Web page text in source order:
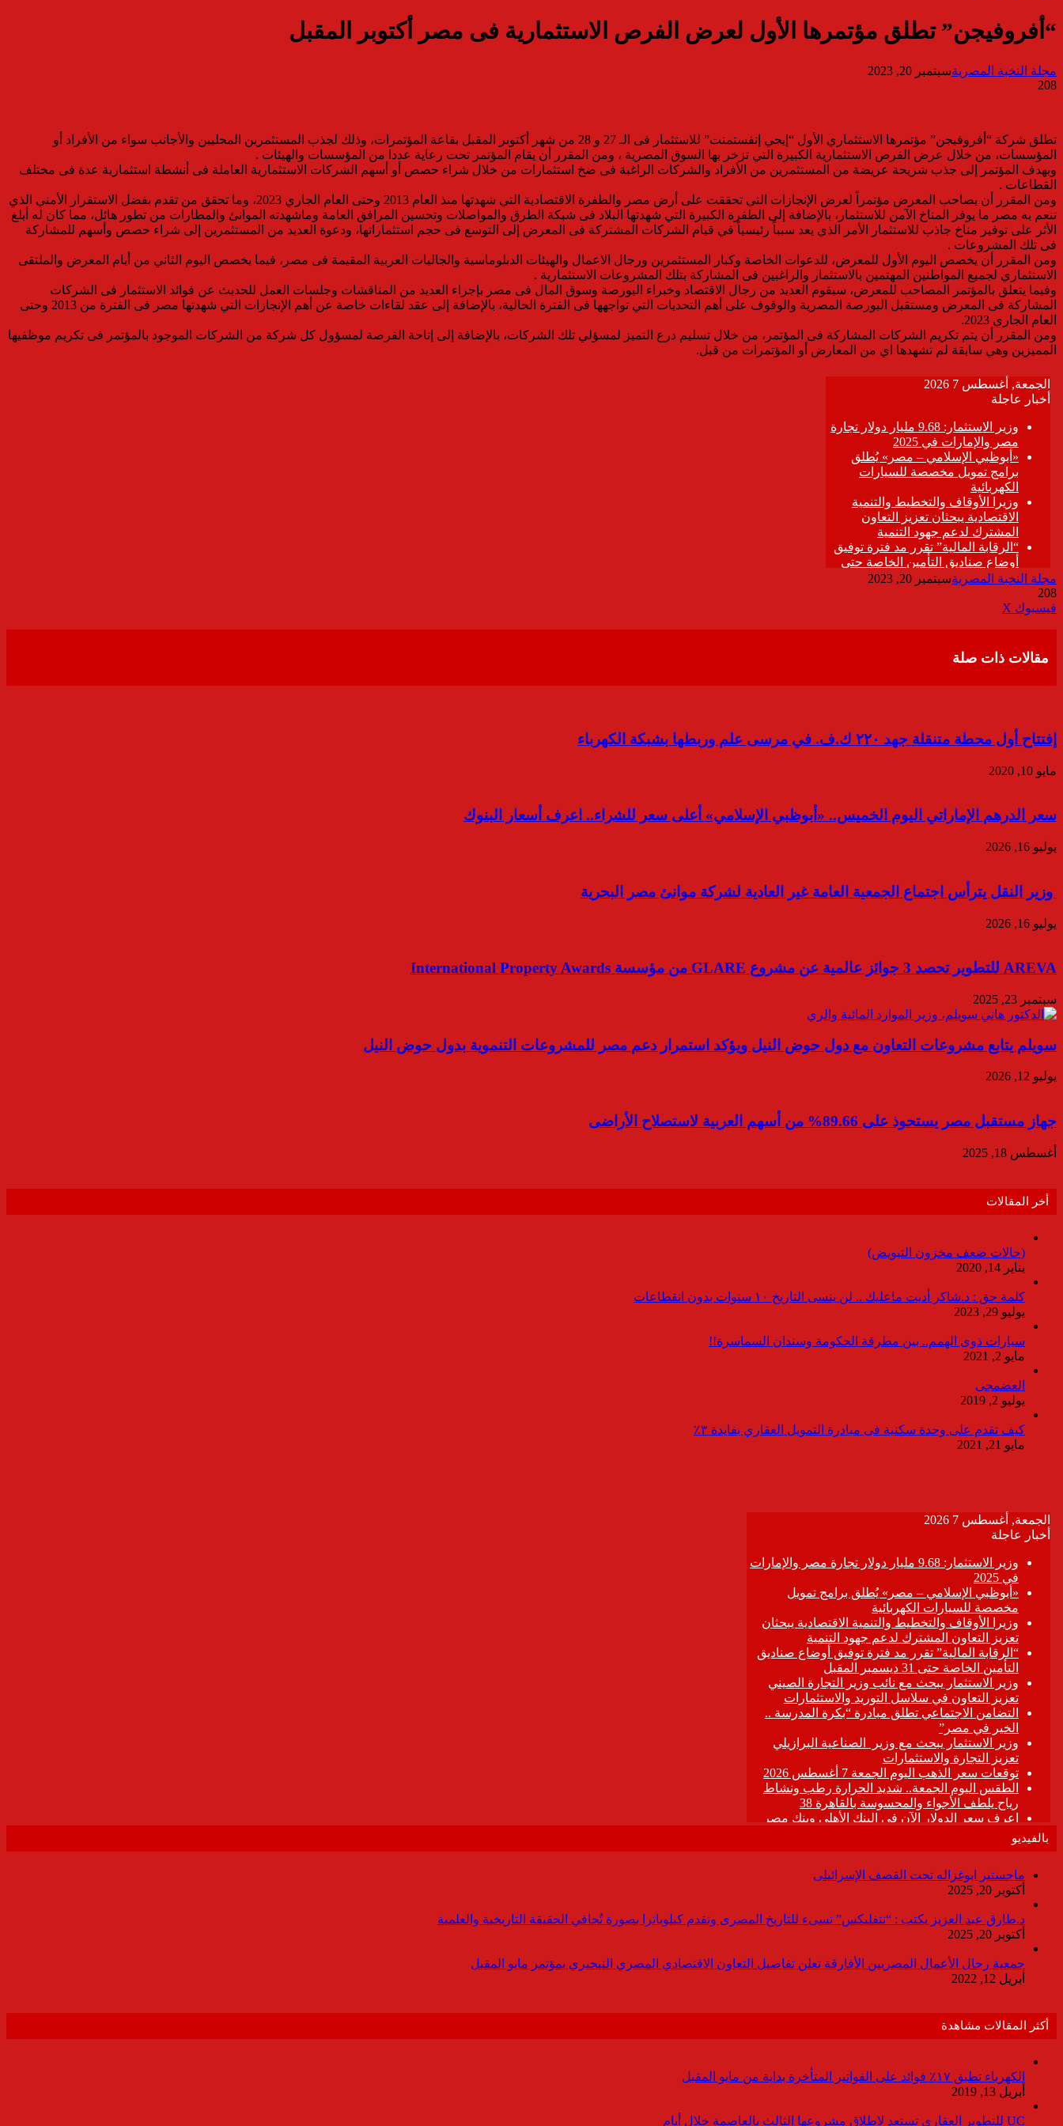
“أفروفيجن” تطلق مؤتمرها الأول لعرض الفرص الاستثمارية فى مصر أكتوبر المقبل
مجلة النخبة المصريةسبتمبر 20, 2023
208
تطلق شركة “أفروفيجن” مؤتمرها الاستثماري الأول “إيجي إنفستمنت” للاستثمار فى الـ 27 و 28 من شهر أكتوبر المقبل بقاعة المؤتمرات، وذلك لجذب المستثمرين المحليين والأجانب سواء من الأفراد أو
المؤسسات، من خلال عرض الفرص الاستثمارية الكبيرة التي تزخر بها السوق المصرية ، ومن المقرر أن يقام المؤتمر تحت رعاية عددا من المؤسسات والهيئات .
ويهدف المؤتمر إلى جذب شريحة عريضة من المستثمرين من الأفراد والشركات الراغبة فى ضخ استثمارات من خلال شراء حصص أو أسهم الشركات الاستثمارية العاملة فى أنشطة استثمارية عدة فى مختلف
القطاعات .
ومن المقرر أن يصاحب المعرض مؤتمراً لعرض الإنجازات التي تحققت على أرض مصر والطفرة الاقتصادية التي شهدتها منذ العام 2013 وحتى العام الجاري 2023، وما تحقق من تقدم بفضل الاستقرار الأمني الذي
تنعم به مصر ما يوفر المناخ الآمن للاستثمار، بالإضافة إلى الطفرة الكبيرة التي شهدتها البلاد فى شبكة الطرق والمواصلات وتحسين المرافق العامة وماشهدته الموانئ والمطارات من تطور هائل، مما كان له أبلغ
الأثر على توفير مناخ جاذب للاستثمار الأمر الذي يعد سبباً رئيسياً في قيام الشركات المشتركة فى المعرض إلى التوسع فى حجم استثماراتها، ودعوة العديد من المستثمرين إلى شراء حصص وأسهم للمشاركة
فى تلك المشروعات .
ومن المقرر أن يخصص اليوم الأول للمعرض، للدعوات الخاصة وكبار المستثمرين ورجال الاعمال والهيئات الدبلوماسية والجاليات العربية المقيمة فى مصر، فيما يخصص اليوم الثاني من أيام المعرض والملتقى
الاستثماري لجميع المواطنين المهتمين بالاستثمار والراغبين فى المشاركة بتلك المشروعات الاستثمارية .
وفيما يتعلق بالمؤتمر المصاحب للمعرض، سيقوم العديد من رجال الاقتصاد وخبراء البورصة وسوق المال فى مصر بإجراء العديد من المناقشات وجلسات العمل للحديث عن فوائد الاستثمار فى الشركات
المشاركة فى المعرض ومستقبل البورصة المصرية والوقوف على أهم التحديات التي تواجهها فى الفترة الحالية، بالإضافة إلى عقد لقاءات خاصة عن أهم الإنجازات التي شهدتها مصر فى الفترة من 2013 وحتى
العام الجاري 2023.
ومن المقرر أن يتم تكريم الشركات المشاركة فى المؤتمر، من خلال تسليم درع التميز لمسؤلي تلك الشركات، بالإضافة إلى إتاحة الفرصة لمسؤول كل شركة من الشركات الموجود بالمؤتمر فى تكريم موظفيها
المميزين وهي سابقة لم تشهدها اي من المعارض أو المؤتمرات من قبل.
مجلة النخبة المصريةسبتمبر 20, 2023
208
فيسبوك ‫X
مقالات ذات صلة
إفتتاح أول محطة متنقلة جهد ٢٢٠ ك.ف. في مرسى علم وربطها بشبكة الكهرباء
مايو 10, 2020
سعر الدرهم الإماراتي اليوم الخميس.. «أبوظبي الإسلامي» أعلى سعر للشراء.. اعرف أسعار البنوك
يوليو 16, 2026
وزير النقل يترأس اجتماع الجمعية العامة غير العادية لشركة موانئ مصر البحرية
يوليو 16, 2026
AREVA للتطوير تحصد 3 جوائز عالمية عن مشروع GLARE من مؤسسة International Property Awards
سبتمبر 23, 2025
سويلم يتابع مشروعات التعاون مع دول حوض النيل ويؤكد استمرار دعم مصر للمشروعات التنموية بدول حوض النيل
يوليو 12, 2026
جهاز مستقبل مصر يستحوذ على 89.66% من أسهم العربية لاستصلاح الأراضى
أغسطس 18, 2025
أخر المقالات
(حالات ضعف مخزون التبويض)
يناير 14, 2020
كلمة حق : د.شاكر أديت ماعليك .. لن ينسى التاريخ ١٠ سنوات بدون انقطاعات
يوليو 29, 2023
سيارات ذوى الهمم.. بين مطرقة الحكومة وسندان السماسرة!!
مايو 2, 2021
العضمجى
يوليو 2, 2019
كيف تقدم على وحدة سكنية فى مبادرة التمويل العقاري بفايدة ٣٪
مايو 21, 2021
بالفيديو
ماجستير ابوغزاله تحت القصف الإسرائيلى
أكتوبر 20, 2025
د.طارق عبد العزيز يكتب : “نتفليكس” تسىء للتاريخ المصرى وتقدم كيلوباترا بصورة تُجافي الحقيقة التاريخية والعلمية
أكتوبر 20, 2025
جمعية رجال الأعمال المصريين الأفارقة تعلن تفاصيل التعاون الاقتصادي المصري النيجيري بمؤتمر مايو المقبل
أبريل 12, 2022
أكثر المقالات مشاهدة
الكهرباء تطبق ١٧٪ فوائد على الفواتير المتأخرة بداية من مايو المقبل
أبريل 13, 2019
UC للتطوير العقارى تستعد لاطلاق مشروعها الثالث بالعاصمة خلال أيام